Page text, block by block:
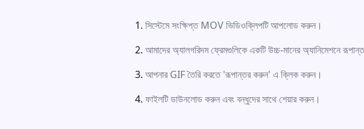
সিস্টেমে সংক্ষিপ্ত MOV ভিডিওক্লিপটি আপলোড করুন।
আমাদের অ্যালগরিদম ফ্রেমগুলিকে একটি উচ্চ-মানের অ্যানিমেশনে
আপনার GIF তৈরি করতে 'রূপান্তর করুন' এ ক্লিক করুন।
ফাইলটি ডাউনলোড করুন এবং বন্ধুদের সাথে শেয়ার করুন।